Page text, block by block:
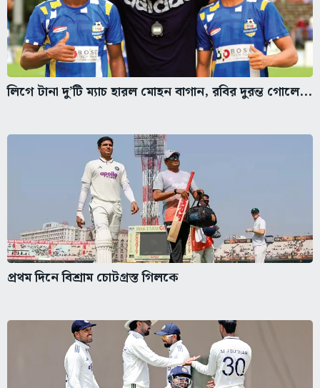
লিগে টানা দু’টি ম্যাচ হারল মোহন বাগান, রবির দুরন্ত গোলে...
প্রথম দিনে বিশ্রাম চোটগ্রস্ত গিলকে